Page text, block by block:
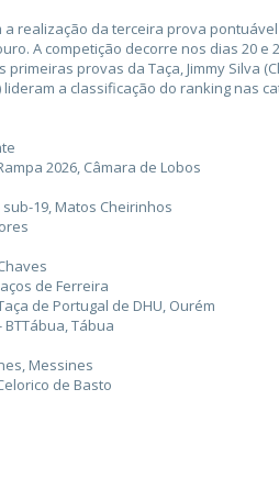
a realização da terceira prova
A competição decorre nos dias 20
provas da Taça, Jimmy Silva
a classificação do ranking nas
2026, Câmara de Lobos
19, Matos Cheirinhos
de Ferreira
de Portugal de DHU, Ourém
BTTábua, Tábua
Messines
de Basto